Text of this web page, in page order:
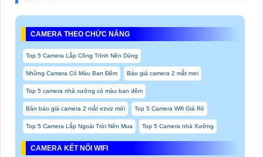
CAMERA THEO CHỨC NĂNG
Top 5 Camera Lắp Công Trình Nên Dùng
Những Camera Có Màu Ban Đêm Báo giá camera 2 mắt mơi
Top 5 camera nhà xưởng có màu ban đêm
Bản báo giá camera 2 mắt ezviz mới Top 5 Camera Wifi Giá Rẻ
Top 5 Camera Lắp Ngoài Trời Nên Mua Top 5 Camera nhà Xưởng
CAMERA KẾT NỐI WIFI